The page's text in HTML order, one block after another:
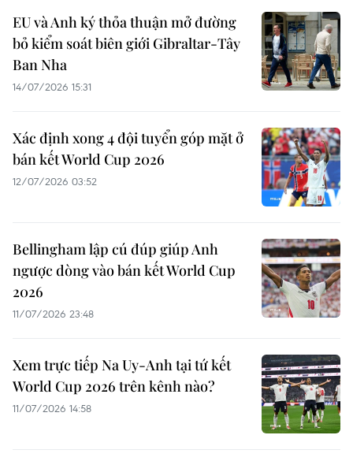
EU và Anh ký thỏa thuận mở đường
bỏ kiểm soát biên giới Gibraltar-Tây
Ban Nha
14/07/2026 15:31
Xác định xong 4 đội tuyển góp mặt ở
bán kết World Cup 2026
12/07/2026 03:52
Bellingham lập cú đúp giúp Anh
ngược dòng vào bán kết World Cup
2026
11/07/2026 23:48
Xem trực tiếp Na Uy-Anh tại tứ kết
World Cup 2026 trên kênh nào?
11/07/2026 14:58